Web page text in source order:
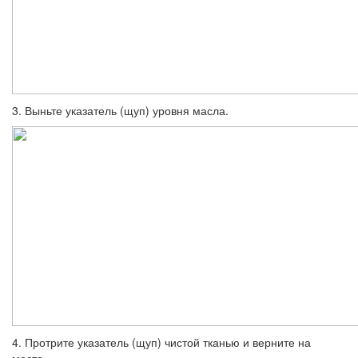
3. Выньте указатель (щуп) уровня масла.
4. Протрите указатель (щуп) чистой тка­нью и верните на